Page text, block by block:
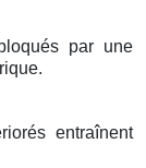
par une
entraînent